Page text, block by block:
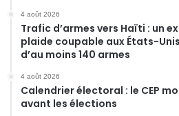
4 août 2026
Trafic d’armes vers Haïti : un
plaide coupable aux États-
d’au moins 140 armes
4 août 2026
Calendrier électoral : le CEP
avant les élections